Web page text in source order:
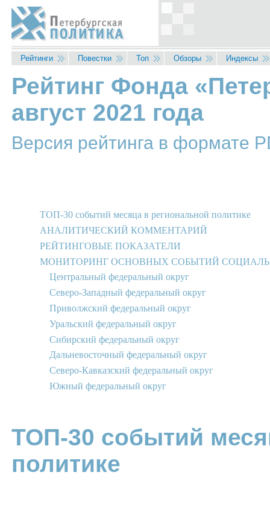
Перейти к основному содержанию
Рейтинги Повестки Топ Обзоры Индексы
Вы здесь
Рейтинг Фонда
август 2021 года
Версия рейтинга в формате
ТОП-30 событий месяца в региональной политике
АНАЛИТИЧЕСКИЙ КОММЕНТАРИЙ
РЕЙТИНГОВЫЕ ПОКАЗАТЕЛИ
МОНИТОРИНГ ОСНОВНЫХ СОБЫТИЙ
Центральный федеральный округ
Северо-Западный федеральный округ
Приволжский федеральный округ
Уральский федеральный округ
Сибирский федеральный округ
Дальневосточный федеральный округ
Северо-Кавказский федеральный округ
Южный федеральный округ
ТОП-30 событий
политике